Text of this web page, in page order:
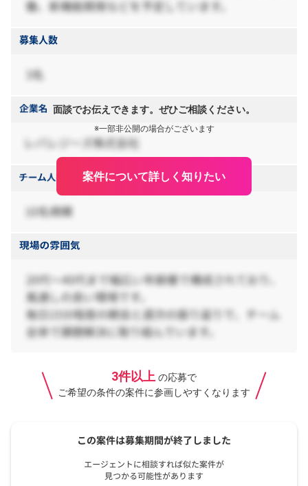
面談でお伝えできます。ぜひご相談ください。
※一部非公開の場合がございます
案件について詳しく知りたい
3件以上 の応募で
ご希望の条件の案件に参画しやすくなります